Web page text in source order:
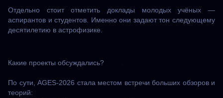
Отдельно стоит отметить доклады молодых учёных —
аспирантов и студентов. Именно они задают тон следующему
десятилетию в астрофизике.
Какие проекты обсуждались?
По сути, AGES-2026 стала местом встречи больших обзоров и
теорий: